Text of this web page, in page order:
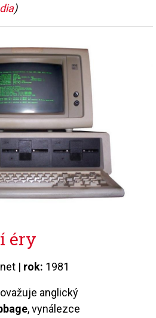
)
éry
| rok: 1981
anglický
, vynálezce